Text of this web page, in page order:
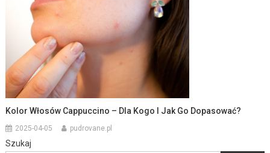
Kolor Włosów Cappuccino – Dla Kogo I Jak Go Dopasować?
2025-04-05 pudrovane.pl
Szukaj